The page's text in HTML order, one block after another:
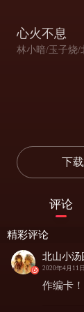
心火不息
林小暗/玉子烧/
下
评论
精彩评论
北山小汤
2020年4月11日
作编卡